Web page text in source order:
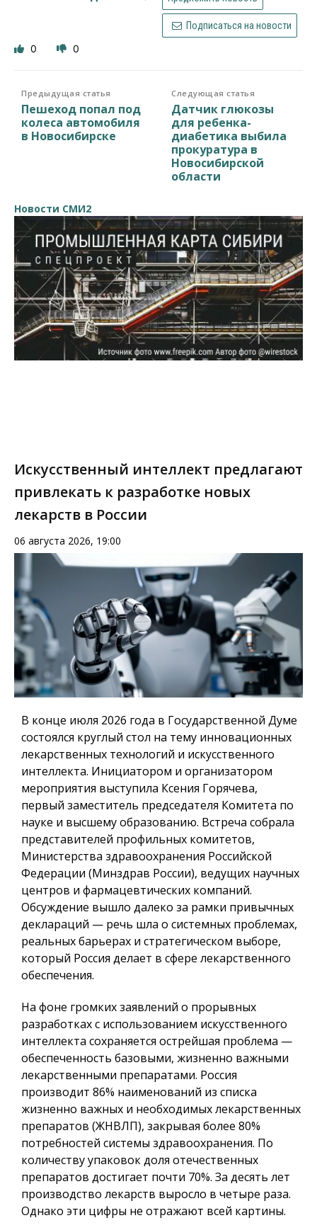
Подписаться на новости
0 0
Предыдущая статья
Пешеход попал под
колеса автомобиля
в Новосибирске
Следующая статья
Датчик глюкозы
для ребенка-
диабетика выбила
прокуратура в
Новосибирской
области
Новости СМИ2
Искусственный интеллект предлагают
привлекать к разработке новых
лекарств в России
06 августа 2026, 19:00
В конце июля 2026 года в Государственной Думе
состоялся круглый стол на тему инновационных
лекарственных технологий и искусственного
интеллекта. Инициатором и организатором
мероприятия выступила Ксения Горячева,
первый заместитель председателя Комитета по
науке и высшему образованию. Встреча собрала
представителей профильных комитетов,
Министерства здравоохранения Российской
Федерации (Минздрав России), ведущих научных
центров и фармацевтических компаний.
Обсуждение вышло далеко за рамки привычных
деклараций — речь шла о системных проблемах,
реальных барьерах и стратегическом выборе,
который Россия делает в сфере лекарственного
обеспечения.
На фоне громких заявлений о прорывных
разработках с использованием искусственного
интеллекта сохраняется острейшая проблема —
обеспеченность базовыми, жизненно важными
лекарственными препаратами. Россия
производит 86% наименований из списка
жизненно важных и необходимых лекарственных
препаратов (ЖНВЛП), закрывая более 80%
потребностей системы здравоохранения. По
количеству упаковок доля отечественных
препаратов достигает почти 70%. За десять лет
производство лекарств выросло в четыре раза.
Однако эти цифры не отражают всей картины.